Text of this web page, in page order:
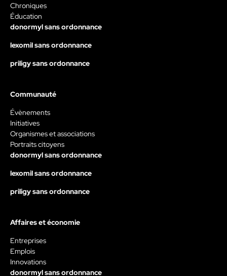
Chroniques
Éducation
donormyl sans ordonnance
lexomil sans ordonnance
priligy sans ordonnance
Communauté
Évènements
Initiatives
Organismes et associations
Portraits citoyens
donormyl sans ordonnance
lexomil sans ordonnance
priligy sans ordonnance
Affaires et économie
Entreprises
Emplois
Innovations
donormyl sans ordonnance